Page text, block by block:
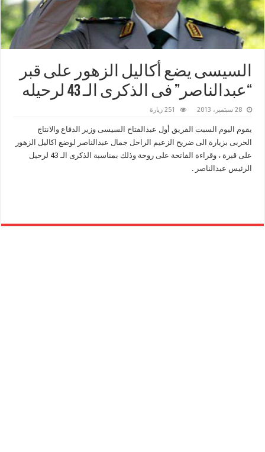
السيسى يضع أكاليل الزهور على قبر
“عبدالناصر” فى الذكرى الـ 43 لرحيله
28 سبتمبر، 2013 251 زيارة
يقوم اليوم السبت الفريق أول عبدالفتاح السيسى وزير الدفاع والانتاج
الحربى بزيارة الى ضريح الزعيم الراحل جمال عبدالناصر لوضع اكاليل الزهور
على قبرة ، وقراءة الفاتحة على روحة وذلك بمناسبة الذكرى الـ 43 لرحيل
الرئيس عبدالناصر .